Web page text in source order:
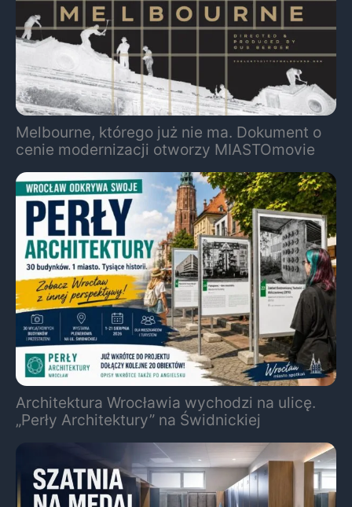
Melbourne, którego już nie ma. Dokument o
cenie modernizacji otworzy MIASTOmovie
Architektura Wrocławia wychodzi na ulicę.
„Perły Architektury” na Świdnickiej